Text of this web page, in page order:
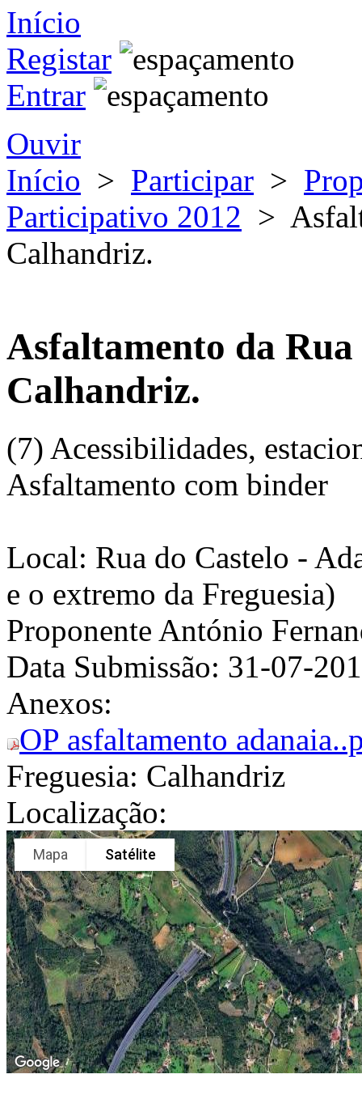
Início
Registar
Entrar
Ouvir
Início > Participar >
Participativo 2012 >
Calhandriz.
Asfaltamento da Rua
Calhandriz.
(7) Acessibilidades,
Asfaltamento com binder
Local: Rua do Castelo -
e o extremo da Freguesia)
Proponente António
Data Submissão: 31-07-
Anexos:
OP asfaltamento
Freguesia: Calhandriz
Localização:
Mapa Satélite